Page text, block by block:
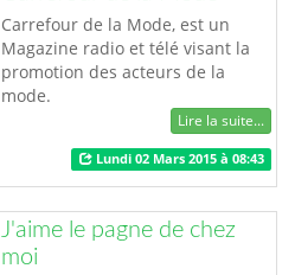
Carrefour de la Mode, est un
Magazine radio et télé visant la
promotion des acteurs de la
mode.
Lire la suite...
Lundi 02 Mars 2015 à 08:43
J'aime le pagne de chez
moi